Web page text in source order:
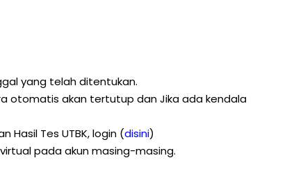
yang telah ditentukan.
otomatis akan tertutup dan Jika ada kendala
Tes UTBK, login (disini)
pada akun masing-masing.